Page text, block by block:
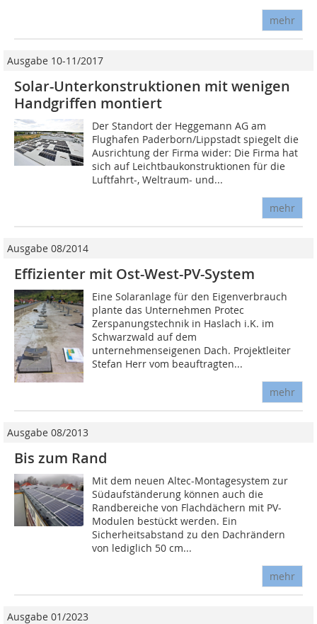
mehr
Ausgabe 10-11/2017
Solar-Unterkonstruktionen mit wenigen
Handgriffen montiert
Der Standort der Heggemann AG am
Flughafen Paderborn/Lippstadt spiegelt die
Ausrichtung der Firma wider: Die Firma hat
sich auf Leichtbaukonstruktionen für die
Luftfahrt-, Weltraum- und...
mehr
Ausgabe 08/2014
Effizienter mit Ost-West-PV-System
Eine Solaranlage für den Eigenverbrauch
plante das Unternehmen Protec
Zerspanungstechnik in Haslach i.K. im
Schwarzwald auf dem
unternehmenseigenen Dach. Projektleiter
Stefan Herr vom beauftragten...
mehr
Ausgabe 08/2013
Bis zum Rand
Mit dem neuen Altec-Montagesystem zur
Südaufständerung können auch die
Randbereiche von Flachdächern mit PV-
Modulen bestückt werden. Ein
Sicherheitsabstand zu den Dachrändern
von lediglich 50 cm...
mehr
Ausgabe 01/2023